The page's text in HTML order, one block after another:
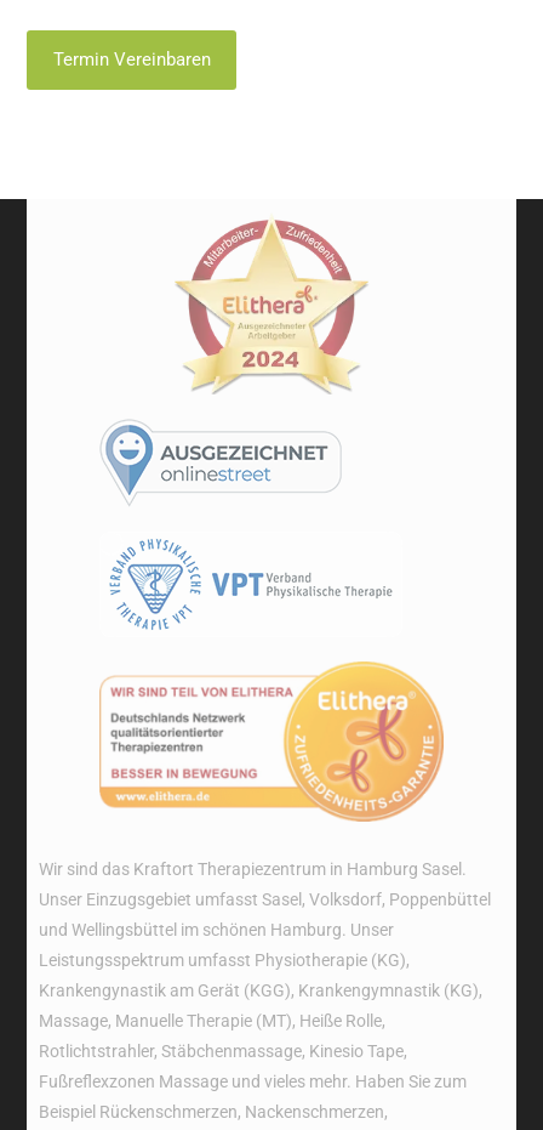
Termin Vereinbaren
Wir sind das Kraftort Therapiezentrum in Hamburg Sasel.
Unser Einzugsgebiet umfasst Sasel, Volksdorf, Poppenbüttel
und Wellingsbüttel im schönen Hamburg. Unser
Leistungsspektrum umfasst Physiotherapie (KG),
Krankengynastik am Gerät (KGG), Krankengymnastik (KG),
Massage, Manuelle Therapie (MT), Heiße Rolle,
Rotlichtstrahler, Stäbchenmassage, Kinesio Tape,
Fußreflexzonen Massage und vieles mehr. Haben Sie zum
Beispiel Rückenschmerzen, Nackenschmerzen,